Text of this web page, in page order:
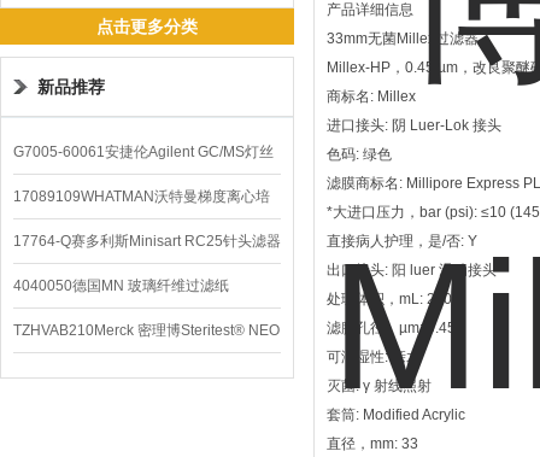
点击更多分类
新品推荐
G7005-60061安捷伦Agilent GC/MS灯丝
配件
17089109WHATMAN沃特曼梯度离心培
养基
17764-Q赛多利斯Minisart RC25针头滤器
4040050德国MN 玻璃纤维过滤纸
TZHVAB210Merck 密理博Steritest® NEO
设备
产品详细信息
33mm无菌Millex过滤器
Millex-HP，0.45 µm，改良聚醚
商标名: Millex
进口接头: 阴 Luer-Lok 接头
色码: 绿色
滤膜商标名: Millipore Express
*大进口压力，bar (psi): ≤10
直接病人护理，是/否: Y
出口接头: 阳 luer 滑动接头
处理体积，mL: 200
滤膜孔径，µm: 0.45
可润湿性: 亲水
灭菌: γ 射线照射
套筒: Modified Acrylic
直径，mm: 33